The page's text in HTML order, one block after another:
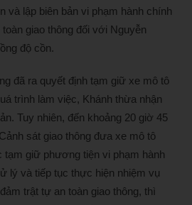
và lập biên bản vi phạm hành chính
giao thông đối với Nguyễn
độ cồn.
đã ra quyết định tạm giữ xe mô tô
trình làm việc, Khánh thừa nhận
Tuy nhiên, đến khoảng 20 giờ 45
sát giao thông đưa xe mô tô
tạm giữ phương tiện vi phạm hành
lý và tiếp tục thực hiện nhiệm vụ
trật tự an toàn giao thông, thì